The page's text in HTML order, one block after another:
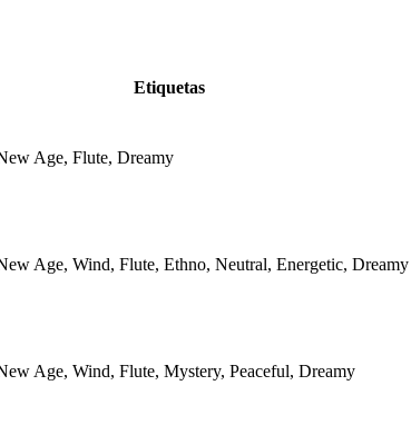
Etiquetas
Age, Flute, Dreamy
Age, Wind, Flute, Ethno, Neutral, Energetic, Dreamy
Age, Wind, Flute, Mystery, Peaceful, Dreamy